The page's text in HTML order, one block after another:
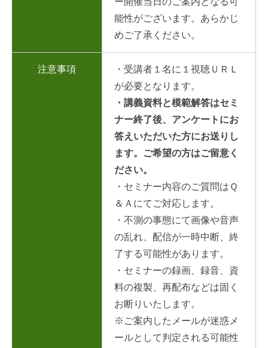
能性がございます。あらかじ
めご了承ください。
注意事項
・受講者１名に１視聴ＵＲＬ
が必要となります。
・ 講義資料と模範解答はセミ
ナー終了後、アンケートにお
答えいただいた方にお送りし
ます。ご希望の方はご留意く
ださい。
・セミナー内容のご質問はＱ
＆Ａにてご対応します。
・不測の事態にて画像や音声
の乱れ、配信が一時中断、終
了する可能性があります。
・セミナーの録画、録音、資
料の複製、再配布などは固く
お断りいたします。
※ご案内したメールが迷惑メ
ールとして判定される可能性